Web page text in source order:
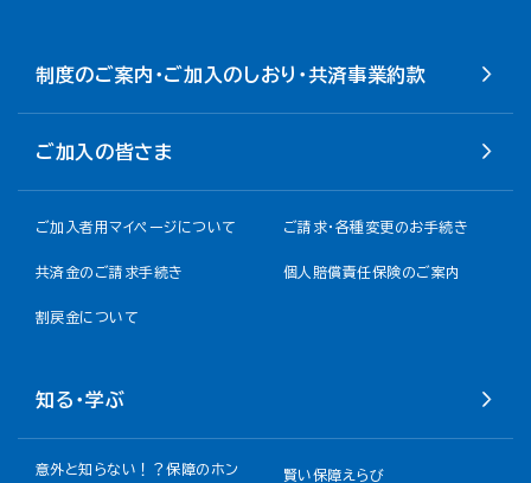
制度のご案内・ご加入のしおり・共済事業約款
ご加入の皆さま
ご加入者用マイページについて ご請求・各種変更のお手続き
共済金のご請求手続き 個人賠償責任保険のご案内
割戻金について​
知る・学ぶ
意外と知らない！？保障のホン
賢い保障えらび